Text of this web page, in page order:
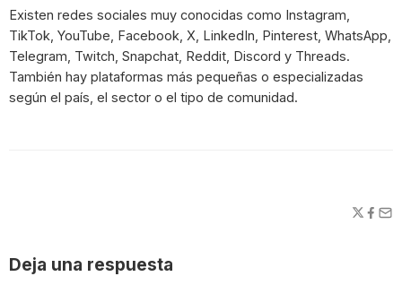
Existen redes sociales muy conocidas como Instagram,
TikTok, YouTube, Facebook, X, LinkedIn, Pinterest, WhatsApp,
Telegram, Twitch, Snapchat, Reddit, Discord y Threads.
También hay plataformas más pequeñas o especializadas
según el país, el sector o el tipo de comunidad.
Deja una respuesta